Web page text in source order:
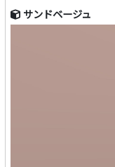
サンドベージュ